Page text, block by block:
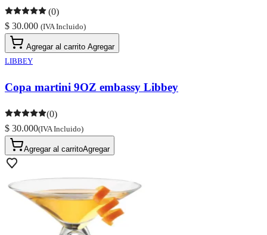
(0)
$ 30.000 (IVA Incluido)
Agregar al carrito Agregar
LIBBEY
Copa martini 9OZ embassy Libbey
(0)
$ 30.000(IVA Incluido)
Agregar al carritoAgregar